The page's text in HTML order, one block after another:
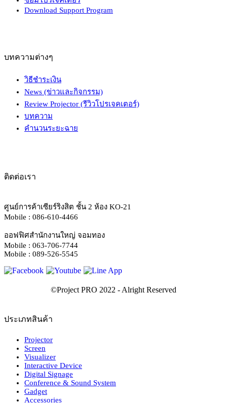
Download Support Program
บทความต่างๆ
วิธีชำระเงิน
News (ข่าวและกิจกรรม)
Review Projector (รีวิวโปรเจคเตอร์)
บทความ
คำนวนระยะฉาย
ติดต่อเรา
ศูนย์การค้าเซียร์ริงสิต ชั้น 2 ห้อง KO-21
Mobile : 086-610-4466
ออฟฟิศสำนักงานใหญ่ จอมทอง
Mobile : 063-706-7744
Mobile : 089-526-5545
ประเภทสินค้า
Projector
Screen
Visualizer
Interactive Device
Digital Signage
Conference & Sound System
Gadget
Accessories